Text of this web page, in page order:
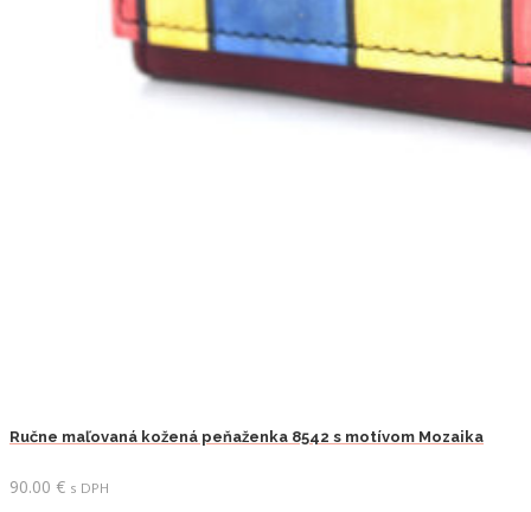
Ručne maľovaná kožená peňaženka 8542 s motívom Mozaika
90.00 € s DPH